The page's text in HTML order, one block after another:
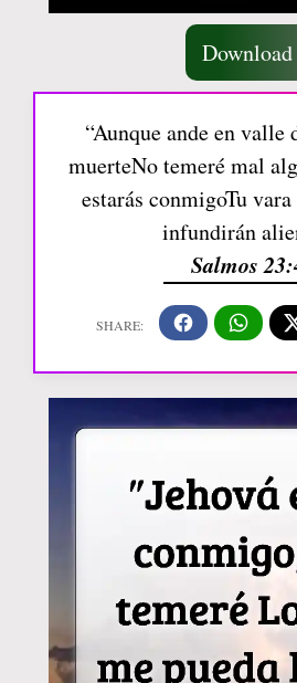
Download
“Aunque ande en valle
muerteNo temeré mal
estarás conmigoTu
infundirán
Salmos